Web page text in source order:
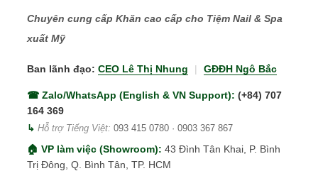
Chuyên cung cấp Khăn cao cấp cho Tiệm Nail & Spa
xuất Mỹ
Ban lãnh đạo: CEO Lê Thị Nhung | GĐĐH Ngô Bắc
☎ Zalo/WhatsApp (English & VN Support): (+84) 707
164 369
↳ Hỗ trợ Tiếng Việt: 093 415 0780 · 0903 367 867
🏠 VP làm việc (Showroom): 43 Đình Tân Khai, P. Bình
Trị Đông, Q. Bình Tân, TP. HCM